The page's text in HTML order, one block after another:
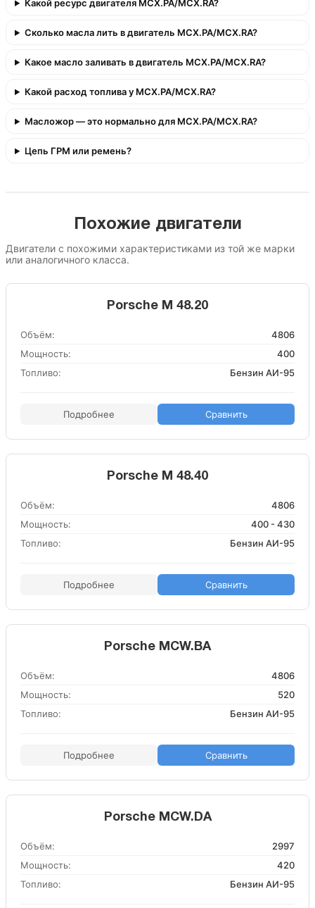
Какой ресурс двигателя MCX.PA/MCX.RA?
Сколько масла лить в двигатель MCX.PA/MCX.RA?
Какое масло заливать в двигатель MCX.PA/MCX.RA?
Какой расход топлива у MCX.PA/MCX.RA?
Масложор — это нормально для MCX.PA/MCX.RA?
Цепь ГРМ или ремень?
Похожие двигатели
Двигатели с похожими характеристиками из той же марки
или аналогичного класса.
Porsche M 48.20
Объём:
4806
Мощность:
400
Топливо:
Бензин АИ-95
Подробнее Сравнить
Porsche M 48.40
Объём:
4806
Мощность:
400 - 430
Топливо:
Бензин АИ-95
Подробнее Сравнить
Porsche MCW.BA
Объём:
4806
Мощность:
520
Топливо:
Бензин АИ-95
Подробнее Сравнить
Porsche MCW.DA
Объём:
2997
Мощность:
420
Топливо:
Бензин АИ-95